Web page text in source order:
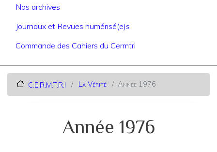
Nos archives
Journaux et Revues numérisé(e)s
Commande des Cahiers du Cermtri
C.E.R.M.T.R.I La Vérité Année 1976
Année 1976